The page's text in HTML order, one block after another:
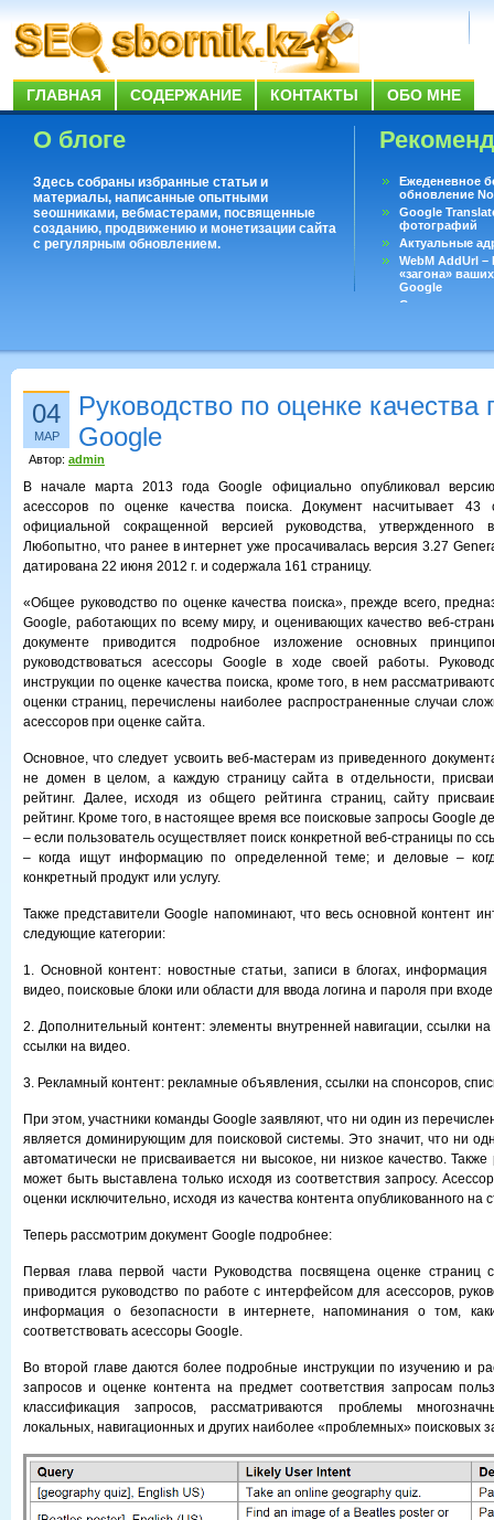
ГЛАВНАЯ СОДЕРЖАНИЕ КОНТАКТЫ ОБО МНЕ
О блоге
Здесь собраны избранные статьи и
материалы, написанные опытными
seoшниками, вебмастерами, посвященные
созданию, продвижению и монетизации сайта
с регулярным обновлением.
Ежеденевное
обновление
Google
фотографий
Актуальные
WebM AddUrl
«загона»
Google
Существует
04
МАР
Руководство по оценке качества
Google
Автор: admin
В начале марта 2013 года Google официально опубликовал
асессоров по оценке качества поиска. Документ насчитывает 43
официальной сокращенной версией руководства,
Любопытно, что ранее в интернет уже просачивалась версия 3.27
датирована 22 июня 2012 г. и содержала 161 страницу.
«Общее руководство по оценке качества поиска», прежде всего,
Google, работающих по всему миру, и оценивающих качество веб-
документе приводится подробное изложение основных
руководствоваться асессоры Google в ходе своей работы.
инструкции по оценке качества поиска, кроме того, в нем
оценки страниц, перечислены наиболее распространенные случаи
асессоров при оценке сайта.
Основное, что следует усвоить веб-мастерам из приведенного
не домен в целом, а каждую страницу сайта в отдельности,
рейтинг. Далее, исходя из общего рейтинга страниц, сайту
рейтинг. Кроме того, в настоящее время все поисковые запросы Google
– если пользователь осуществляет поиск конкретной веб-страницы по
– когда ищут информацию по определенной теме; и деловые –
конкретный продукт или услугу.
Также представители Google напоминают, что весь основной контент
следующие категории:
1. Основной контент: новостные статьи, записи в блогах, информация
видео, поисковые блоки или области для ввода логина и пароля при
2. Дополнительный контент: элементы внутренней навигации, ссылки
ссылки на видео.
3. Рекламный контент: рекламные объявления, ссылки на спонсоров,
При этом, участники команды Google заявляют, что ни один из
является доминирующим для поисковой системы. Это значит, что ни
автоматически не присваивается ни высокое, ни низкое качество.
может быть выставлена только исходя из соответствия запросу.
оценки исключительно, исходя из качества контента опубликованного на
Теперь рассмотрим документ Google подробнее:
Первая глава первой части Руководства посвящена оценке
приводится руководство по работе с интерфейсом для асессоров,
информация о безопасности в интернете, напоминания о том,
соответствовать асессоры Google.
Во второй главе даются более подробные инструкции по изучению и
запросов и оценке контента на предмет соответствия запросам
классификация запросов, рассматриваются проблемы
локальных, навигационных и других наиболее «проблемных» поисковых